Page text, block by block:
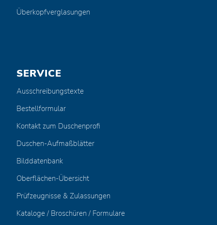
Überkopfverglasungen
SERVICE
Ausschreibungstexte
Bestellformular
Kontakt zum Duschenprofi
Duschen-Aufmaßblätter
Bilddatenbank
Oberflächen-Übersicht
Prüfzeugnisse & Zulassungen
Kataloge / Broschüren / Formulare